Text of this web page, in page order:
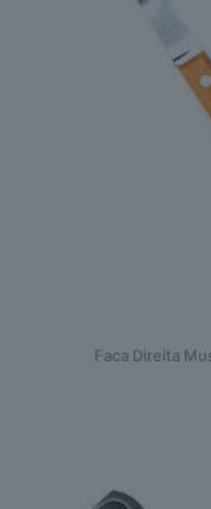
Faca Direita